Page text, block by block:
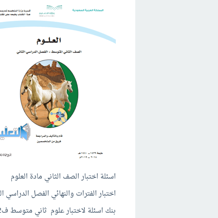
اسئلة اختبار الصف الثاني مادة العلوم
اختبار الفترات والنهائي الفصل الدراسي
بنك اسئلة لاختبار علوم ثاني متوسط ف2